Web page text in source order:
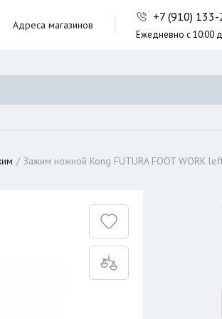
Адреса магазинов
+7 (910)
Ежедневно с 10:00
Зажим ножной Kong FUTURA FOOT WORK